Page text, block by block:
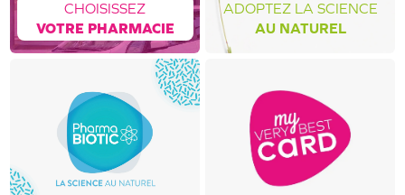
CHOISISSEZ
VOTRE PHARMACIE
ADOPTEZ LA SCIENCE
AU NATUREL